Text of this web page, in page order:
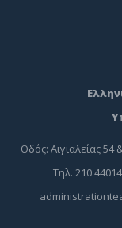
Οδός: Αιγιαλείας
Τηλ. 210